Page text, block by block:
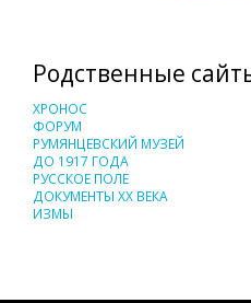
Родственные
ХРОНОС
ФОРУМ
РУМЯНЦЕВСКИЙ МУЗЕЙ
ДО 1917 ГОДА
РУССКОЕ ПОЛЕ
ДОКУМЕНТЫ XX ВЕКА
ИЗМЫ